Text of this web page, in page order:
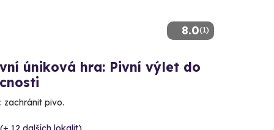
8.0(1)
úniková hra: Pivní výlet do
zachránit pivo.